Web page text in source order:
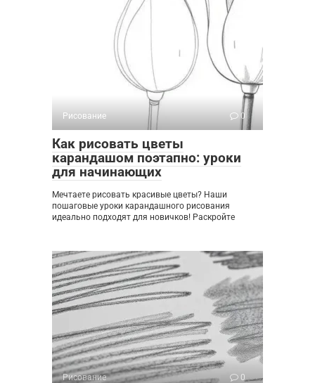
Рисование 0
Как рисовать цветы
карандашом поэтапно: уроки
для начинающих
Мечтаете рисовать красивые цветы? Наши
пошаговые уроки карандашного рисования
идеально подходят для новичков! Раскройте
Рисование 0